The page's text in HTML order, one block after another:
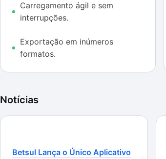
Carregamento ágil e sem
interrupções.
Exportação em inúmeros
formatos.
Notícias
Betsul Lança o Único Aplicativo